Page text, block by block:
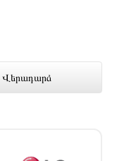
Վերադարձդրամ